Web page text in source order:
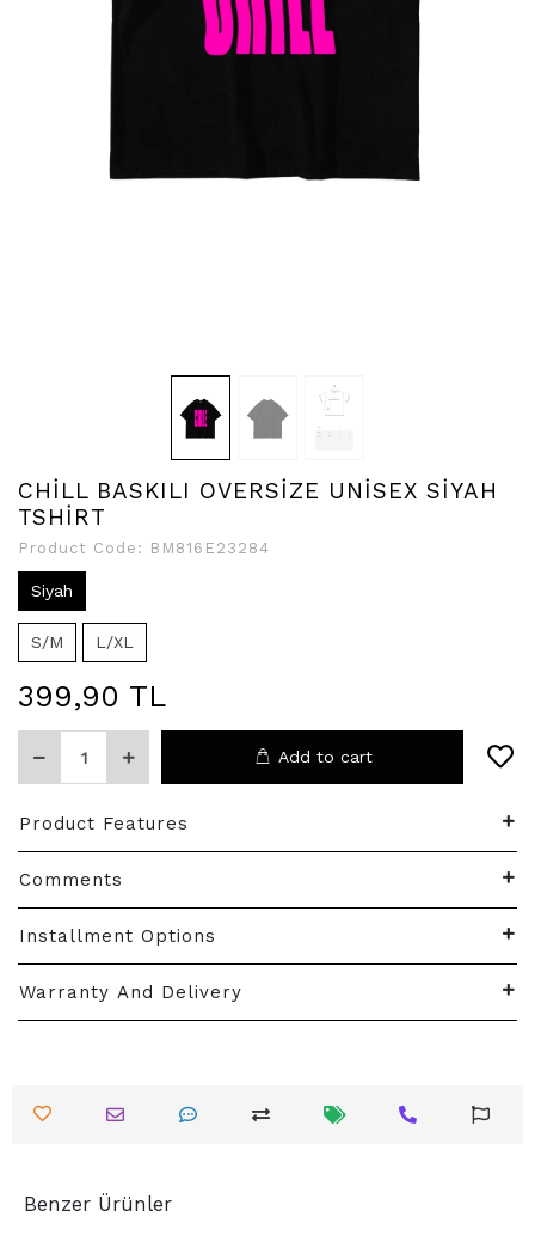
CHİLL BASKILI OVERSİZE UNİSEX SİYAH
TSHİRT
Product Code: BM816E23284
Siyah
S/M L/XL
399,90 TL
Add to cart
Product Features
Comments
Installment Options
Warranty And Delivery
Benzer Ürünler